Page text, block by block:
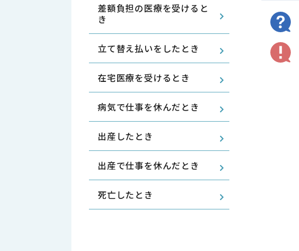
差額負担の医療を受けると
き
立て替え払いをしたとき
在宅医療を受けるとき
病気で仕事を休んだとき
出産したとき
出産で仕事を休んだとき
死亡したとき